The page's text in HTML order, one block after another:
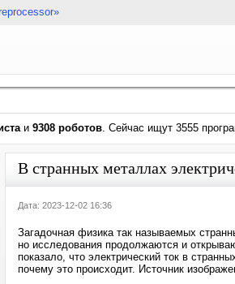
и 9308 роботов. Сейчас ищут 3555
В странных металлах
Дата: 2023-12-02 16:36
Загадочная физика так называемых
но исследования продолжаются и
показало, что электрический ток в
почему это происходит. Источник